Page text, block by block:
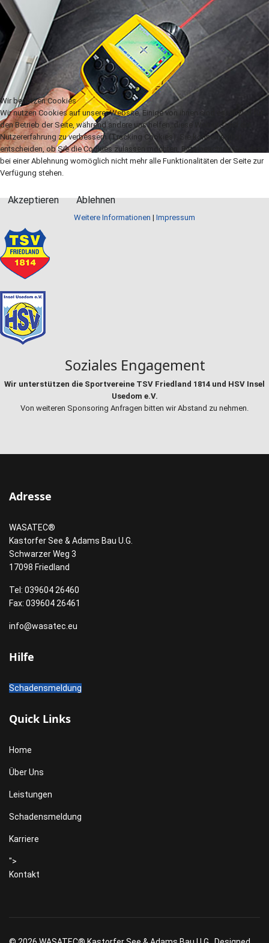
Soziales Engagement
Wir unterstützen die Sportvereine TSV Friedland 1814 und HSV Insel
Usedom e.V.
Von weiteren Sponsoring Anfragen bitten wir Abstand zu nehmen.
Adresse
WASATEC®
Kastorfer See & Adams Bau U.G.
Schwarzer Weg 3
17098 Friedland
Tel: 039604 26460
Fax: 039604 26461
info@wasatec.eu
Hilfe
Schadensmeldung
Quick Links
Home
Über Uns
Leistungen
Schadensmeldung
Karriere
">
Kontakt
Wir benutzen Cookies
Wir nutzen Cookies auf unserer Website. Einige von ihnen sind essenziell für
den Betrieb der Seite, während andere uns helfen, diese Website und die
Nutzererfahrung zu verbessern (Tracking Cookies). Sie können selbst
entscheiden, ob Sie die Cookies zulassen möchten. Bitte beachten Sie, dass
bei einer Ablehnung womöglich nicht mehr alle Funktionalitäten der Seite zur
Verfügung stehen.
Akzeptieren Ablehnen
Weitere Informationen | Impressum